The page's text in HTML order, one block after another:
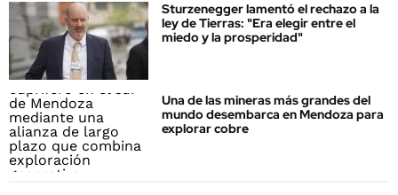
Sturzenegger lamentó el rechazo a la
ley de Tierras: "Era elegir entre el
miedo y la prosperidad"
Una de las mineras más grandes del
mundo desembarca en Mendoza para
explorar cobre